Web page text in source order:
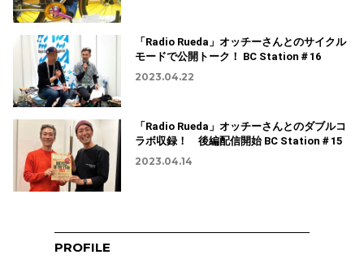
「Radio Rueda」オッチーさんとのサイクル
モードで公開トーク！ BC Station＃16
2023.04.22
「Radio Rueda」オッチーさんとのダブルコ
ラボ収録！ 後編配信開始 BC Station＃15
2023.04.14
PROFILE